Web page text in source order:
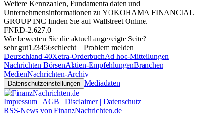
Weitere Kennzahlen, Fundamentaldaten und
Unternehmensinformationen zu YOKOHAMA FINANCIAL
GROUP INC finden Sie aufWallstreet Online.
FNRD-2.627.0
Wie bewerten Sie die aktuell angezeigte Seite?
sehr gut1 23456schlecht
Problem melden
Deutschland 40Xetra-OrderbuchAd hoc-Mitteilungen
Nachrichten BörsenAktien-EmpfehlungenBranchen
MedienNachrichten-Archiv
Datenschutzeinstellungen Mediadaten
Impressum | AGB | Disclaimer | Datenschutz
RSS-News von FinanzNachrichten.de